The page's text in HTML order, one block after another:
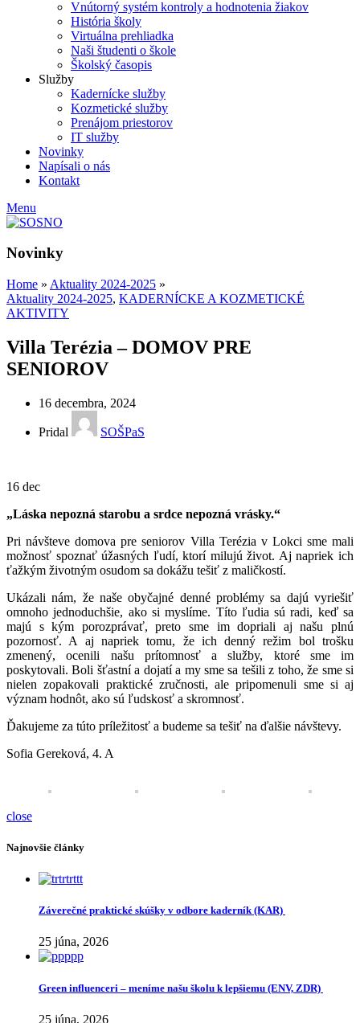
Vnútorný systém kontroly a hodnotenia žiakov
História školy
Virtuálna prehliadka
Naši študenti o škole
Školský časopis
Služby
Kadernícke služby
Kozmetické služby
Prenájom priestorov
IT služby
Novinky
Napísali o nás
Kontakt
Menu
Novinky
Home » Aktuality 2024-2025 »
Aktuality 2024-2025, KADERNÍCKE A KOZMETICKÉ
AKTIVITY
Villa Terézia – DOMOV PRE
SENIOROV
16 decembra, 2024
Pridal SOŠPaS
16 dec
„Láska nepozná starobu a srdce nepozná vrásky.“
Pri návšteve domova pre seniorov Villa Terézia v Lokci sme mali
možnosť spoznať úžasných ľudí, ktorí milujú život. Aj napriek ich
ťažkým životným osudom sa dokážu tešiť z maličkostí.
Ukázali nám, že naše obyčajné denné problémy sa dajú vyriešiť
omnoho jednoduchšie, ako si myslíme. Títo ľudia sú radi, keď sa
majú s kým porozprávať, preto sme im dopriali aj našu plnú
pozornosť. A aj napriek tomu, že ich denný režim bol trošku
zmenený, ocenili našu prítomnosť a služby, ktoré sme im
poskytovali. Boli šťastní a dojatí a my sme sa tešili z toho, že sme si
nielen zopakovali praktické zručnosti, ale pripomenuli sme si aj
význam hodnôt, ako sú ľudskosť a skromnosť.
Ďakujeme za túto príležitosť a budeme sa tešiť na ďalšie návštevy.
Sofia Gereková, 4. A
close
Najnovšie články
Záverečné praktické skúšky v odbore kaderník (KAR)
25 júna, 2026
Green influenceri – meníme našu školu k lepšiemu (ENV, ZDR)
25 júna, 2026